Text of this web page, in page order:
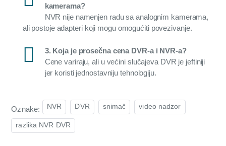
kamerama?
NVR nije namenjen radu sa analognim kamerama,
ali postoje adapteri koji mogu omogućiti povezivanje.
3. Koja je prosečna cena DVR-a i NVR-a?
Cene variraju, ali u većini slučajeva DVR je jeftiniji
jer koristi jednostavniju tehnologiju.
Oznake: NVR DVR snimač video nadzor
razlika NVR DVR